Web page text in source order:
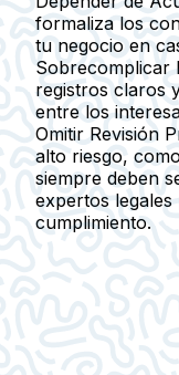
formaliza los
tu negocio en
Sobrecomplicar
registros claros
entre los
Omitir Revisión
alto riesgo,
siempre deben
expertos
cumplimiento.